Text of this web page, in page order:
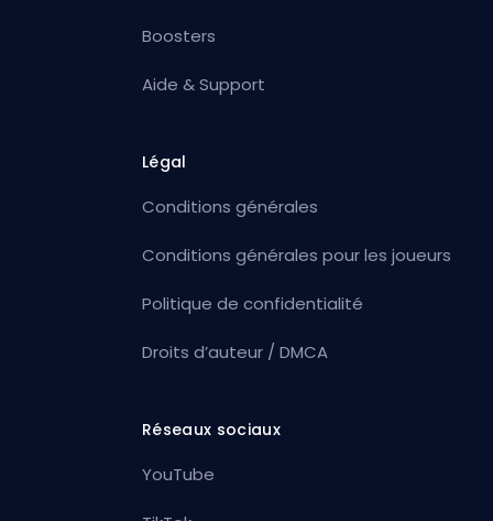
Boosters
Aide & Support
Légal
Conditions générales
Conditions générales pour les joueurs
Politique de confidentialité
Droits d’auteur / DMCA
Réseaux sociaux
YouTube